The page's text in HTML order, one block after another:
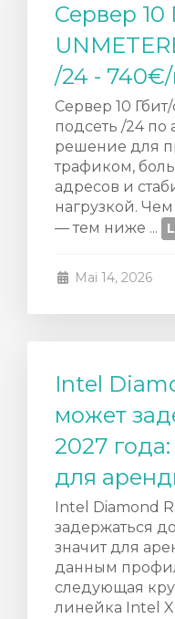
Сервер 10
/24 -
Сервер 10
подсеть /24 по
решение для
трафиком,
адресов и
нагрузкой.
— тем ниже ...
Mai 14, 2026
Intel
может
2027
для
Intel Diamond
задержаться
значит для
данным
следующая
линейка Intel